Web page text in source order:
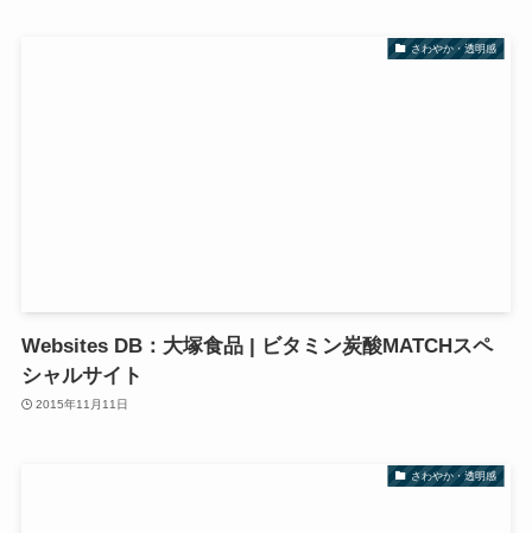
さわやか・透明感
Websites DB：大塚食品 | ビタミン炭酸MATCHスペ
シャルサイト
2015年11月11日
さわやか・透明感